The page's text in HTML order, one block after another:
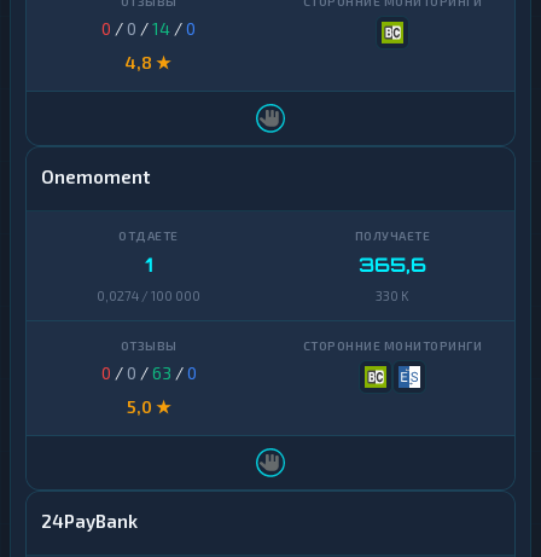
0 / 0 /14 /0
4,8 ★
Onemoment
1
0,0274 / 100 000
365,6
330 K
0 / 0 /63 /0
5,0 ★
24PayBank